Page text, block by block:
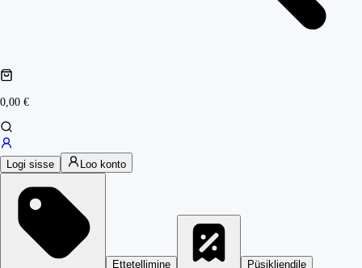
0,00 €
Logi sisse Loo konto
Ettetellimine
Püsikliendile